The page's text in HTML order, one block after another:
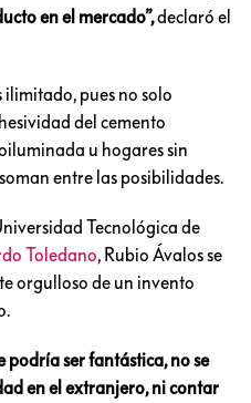
en el mercado”,declaró el
ilimitado, pues no solo
del cemento
u hogares sin
entre las posibilidades.
Tecnológica de
Toledano, Rubio Ávalos se
orgulloso de un invento
podría ser fantástica, no se
en el extranjero, ni contar